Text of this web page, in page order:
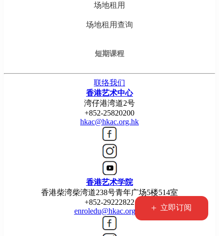
+ 立即订阅
场地租用
场地租用查询
短期课程
联络我们
香港艺术中心
湾仔港湾道2号
+852-25820200
hkac@hkac.org.hk
香港艺术学院
香港柴湾柴湾道238号青年广场5楼514室
+852-29222822
enroledu@hkac.org.hk